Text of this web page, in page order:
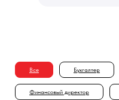
Все Бухгалтер
Финансовый директор